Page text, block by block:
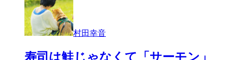
村田幸音
寿司は鮭じゃなくて「サーモン」